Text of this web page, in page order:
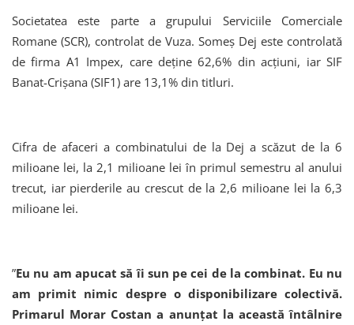
Societatea este parte a grupului Serviciile Comerciale
Romane (SCR), controlat de Vuza. Someș Dej este controlată
de firma A1 Impex, care deține 62,6% din acțiuni, iar SIF
Banat-Crișana (SIF1) are 13,1% din titluri.
Cifra de afaceri a combinatului de la Dej a scăzut de la 6
milioane lei, la 2,1 milioane lei în primul semestru al anului
trecut, iar pierderile au crescut de la 2,6 milioane lei la 6,3
milioane lei.
”Eu nu am apucat să îi sun pe cei de la combinat. Eu nu
am primit nimic despre o disponibilizare colectivă.
Primarul Morar Costan a anunțat la această întâlnire